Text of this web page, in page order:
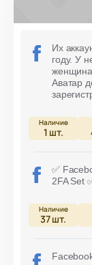
Их
году. У
Аватар
1 шт.
✅
2FA Set
37шт.